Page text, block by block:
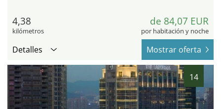
4,38
kilómetros
de 84,07 EUR
por habitación y noche
Detalles Mostrar oferta
14